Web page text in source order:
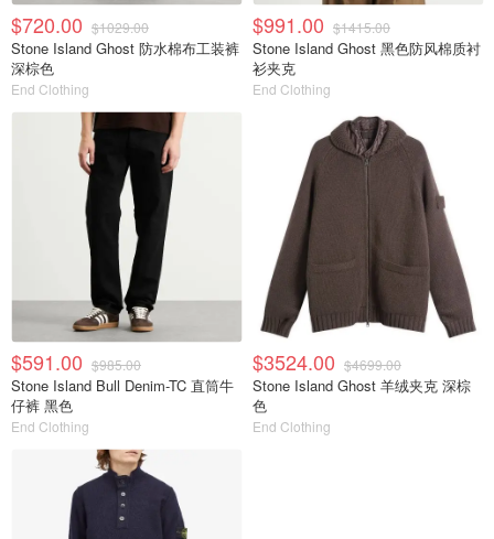
$720.00 $1029.00
Stone Island Ghost 防水棉布工装裤
深棕色
End Clothing
$991.00 $1415.00
Stone Island Ghost 黑色防风棉质衬
衫夹克
End Clothing
$591.00 $985.00
Stone Island Bull Denim-TC 直筒牛
仔裤 黑色
End Clothing
$3524.00 $4699.00
Stone Island Ghost 羊绒夹克 深棕
色
End Clothing